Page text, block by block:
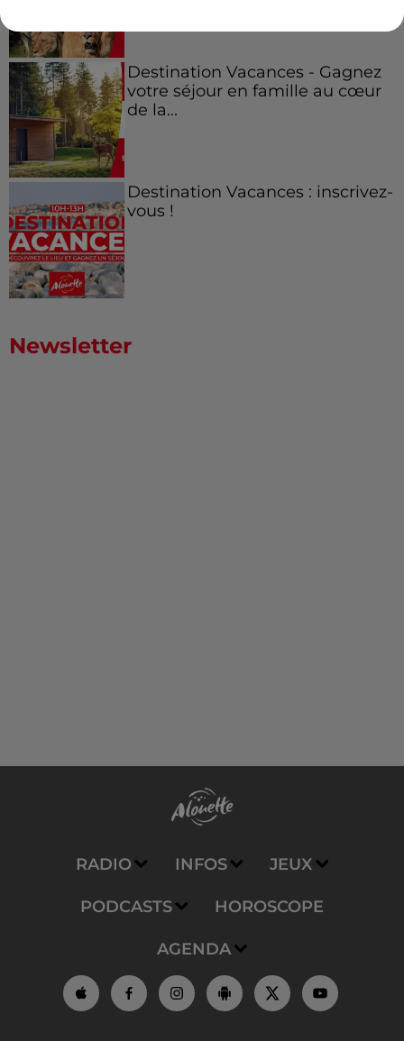
Destination Vacances - Gagnez
votre séjour en famille au cœur
de la...
Destination Vacances : inscrivez-
vous !
Newsletter
RADIO INFOS JEUX
PODCASTS HOROSCOPE
AGENDA